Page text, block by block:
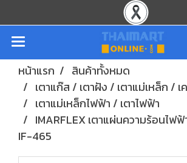
หน้าแรก
สินค้าทั้งหมด
เตาแก๊ส / เตาฝัง / เตาแม่เหล็ก /
เตาแม่เหล็กไฟฟ้า / เตาไฟฟ้า
IMARFLEX เตาแผ่นความร้อนไฟ
IF-465